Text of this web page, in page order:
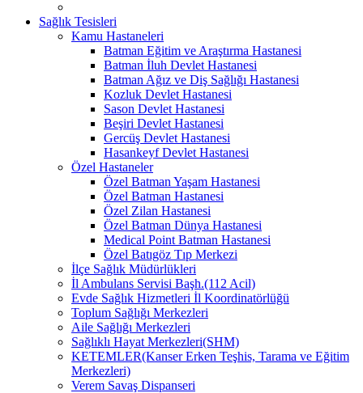
Sağlık Tesisleri
Kamu Hastaneleri
Batman Eğitim ve Araştırma Hastanesi
Batman İluh Devlet Hastanesi
Batman Ağız ve Diş Sağlığı Hastanesi
Kozluk Devlet Hastanesi
Sason Devlet Hastanesi
Beşiri Devlet Hastanesi
Gercüş Devlet Hastanesi
Hasankeyf Devlet Hastanesi
Özel Hastaneler
Özel Batman Yaşam Hastanesi
Özel Batman Hastanesi
Özel Zilan Hastanesi
Özel Batman Dünya Hastanesi
Medical Point Batman Hastanesi
Özel Batıgöz Tıp Merkezi
İlçe Sağlık Müdürlükleri
İl Ambulans Servisi Başh.(112 Acil)
Evde Sağlık Hizmetleri İl Koordinatörlüğü
Toplum Sağlığı Merkezleri
Aile Sağlığı Merkezleri
Sağlıklı Hayat Merkezleri(SHM)
KETEMLER(Kanser Erken Teşhis, Tarama ve Eğitim
Merkezleri)
Verem Savaş Dispanseri